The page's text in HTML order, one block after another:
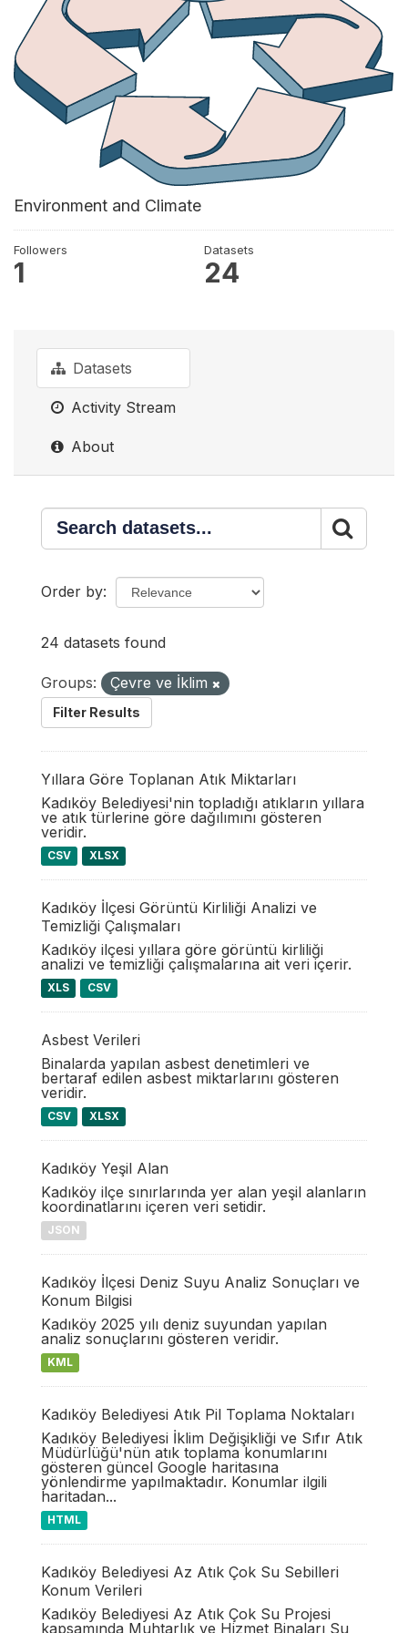
Environment and Climate
Followers
1
Datasets
24
Datasets
Activity Stream
About
Order by
24 datasets found
Groups: Çevre ve İklim
Filter Results
Yıllara Göre Toplanan Atık Miktarları
Kadıköy Belediyesi'nin topladığı atıkların yıllara
ve atık türlerine göre dağılımını gösteren
veridir.
CSV XLSX
Kadıköy İlçesi Görüntü Kirliliği Analizi ve
Temizliği Çalışmaları
Kadıköy ilçesi yıllara göre görüntü kirliliği
analizi ve temizliği çalışmalarına ait veri içerir.
XLS CSV
Asbest Verileri
Binalarda yapılan asbest denetimleri ve
bertaraf edilen asbest miktarlarını gösteren
veridir.
CSV XLSX
Kadıköy Yeşil Alan
Kadıköy ilçe sınırlarında yer alan yeşil alanların
koordinatlarını içeren veri setidir.
JSON
Kadıköy İlçesi Deniz Suyu Analiz Sonuçları ve
Konum Bilgisi
Kadıköy 2025 yılı deniz suyundan yapılan
analiz sonuçlarını gösteren veridir.
KML
Kadıköy Belediyesi Atık Pil Toplama Noktaları
Kadıköy Belediyesi İklim Değişikliği ve Sıfır Atık
Müdürlüğü'nün atık toplama konumlarını
gösteren güncel Google haritasına
yönlendirme yapılmaktadır. Konumlar ilgili
haritadan...
HTML
Kadıköy Belediyesi Az Atık Çok Su Sebilleri
Konum Verileri
Kadıköy Belediyesi Az Atık Çok Su Projesi
kapsamında Muhtarlık ve Hizmet Binaları Su